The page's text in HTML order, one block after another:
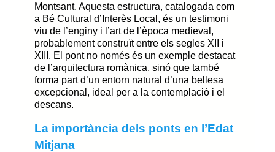
Montsant. Aquesta estructura, catalogada com
a Bé Cultural d’Interès Local, és un testimoni
viu de l’enginy i l’art de l’època medieval,
probablement construït entre els segles XII i
XIII. El pont no només és un exemple destacat
de l’arquitectura romànica, sinó que també
forma part d’un entorn natural d’una bellesa
excepcional, ideal per a la contemplació i el
descans.
La importància dels ponts en l’Edat
Mitjana